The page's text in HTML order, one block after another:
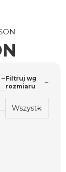
Filtruj wg
rozmiaru